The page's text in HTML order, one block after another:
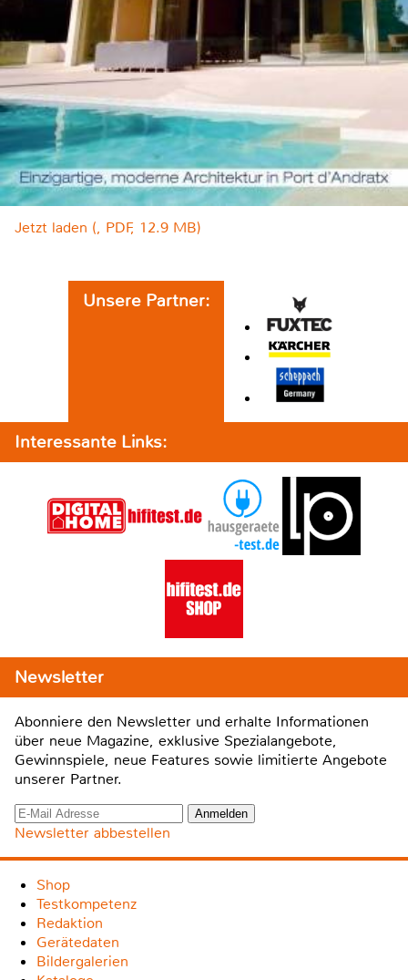
Jetzt laden (, PDF, 12.9 MB)
Unsere Partner:
Interessante Links:
Newsletter
Abonniere den Newsletter und erhalte Informationen
über neue Magazine, exklusive Spezialangebote,
Gewinnspiele, neue Features sowie limitierte Angebote
unserer Partner.
Newsletter abbestellen
Shop
Testkompetenz
Redaktion
Gerätedaten
Bildergalerien